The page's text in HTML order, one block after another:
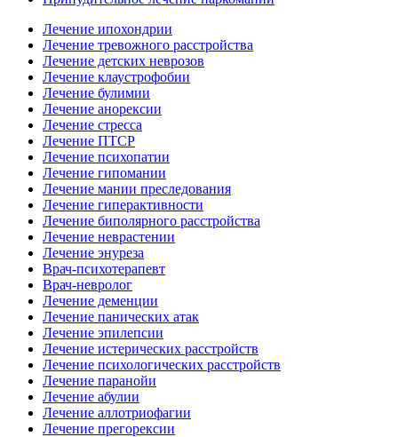
Лечение ипохондрии
Лечение тревожного расстройства
Лечение детских неврозов
Лечение клаустрофобии
Лечение булимии
Лечение анорексии
Лечение стресса
Лечение ПТСР
Лечение психопатии
Лечение гипомании
Лечение мании преследования
Лечение гиперактивности
Лечение биполярного расстройства
Лечение неврастении
Лечение энуреза
Врач-психотерапевт
Врач-невролог
Лечение деменции
Лечение панических атак
Лечение эпилепсии
Лечение истерических расстройств
Лечение психологических расстройств
Лечение паранойи
Лечение абулии
Лечение аллотриофагии
Лечение прегорексии